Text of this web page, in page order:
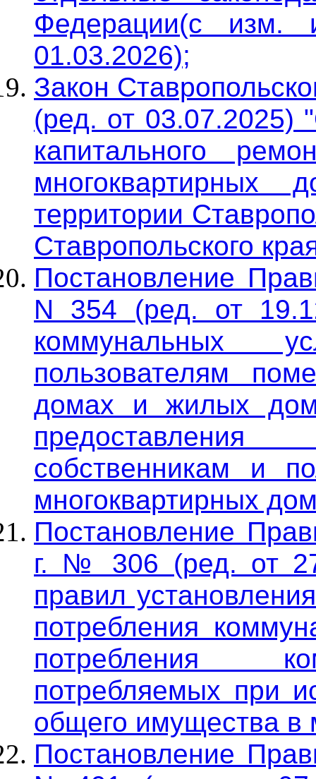
Федерации(с
01.03.2026);
Закон
(ред. от 03.07.2025)
капитального
многоквартирных
территории
Ставропольского
Постановление
N 354 (ред. от
коммунальных
пользователям
домах и жилых
собственникам и
многоквартирных
Постановление
г. № 306 (ред. от
правил
потребления
потребления
потребляемых при
общего имущества в
Постановление